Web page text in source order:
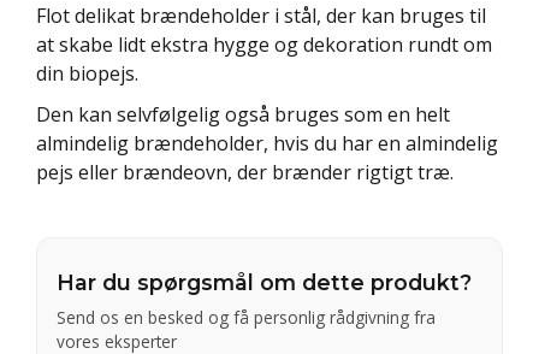
Flot delikat brændeholder i stål, der kan bruges til
at skabe lidt ekstra hygge og dekoration rundt om
din biopejs.
Den kan selvfølgelig også bruges som en helt
almindelig brændeholder, hvis du har en almindelig
pejs eller brændeovn, der brænder rigtigt træ.
Har du spørgsmål om dette produkt?
Send os en besked og få personlig rådgivning fra
vores eksperter